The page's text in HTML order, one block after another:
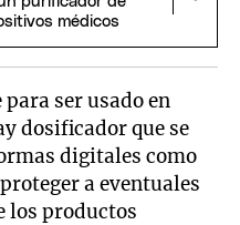
médicos
ser usado en
dosificador que se
digitales como
a eventuales
los productos